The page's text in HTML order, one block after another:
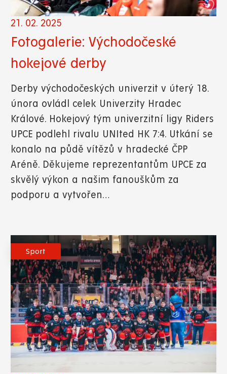
21. 02. 2025
Fotogalerie: Východočeské
hokejové derby
Derby východočeských univerzit v úterý 18.
února ovládl celek Univerzity Hradec
Králové. Hokejový tým univerzitní ligy Riders
UPCE podlehl rivalu UNIted HK 7:4. Utkání se
konalo na půdě vítězů v hradecké ČPP
Aréně. Děkujeme reprezentantům UPCE za
skvělý výkon a našim fanouškům za
podporu a vytvořen…
Sport